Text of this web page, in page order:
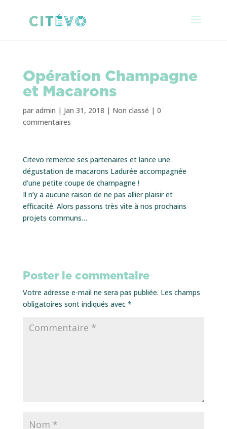
Opération Champagne
et Macarons
par admin | Jan 31, 2018 | Non classé | 0
commentaires
Citevo remercie ses partenaires et lance une
dégustation de macarons Ladurée accompagnée
d’une petite coupe de champagne !
Il n’y a aucune raison de ne pas allier plaisir et
efficacité. Alors passons très vite à nos prochains
projets communs…
Poster le commentaire
Votre adresse e-mail ne sera pas publiée. Les champs
obligatoires sont indiqués avec *